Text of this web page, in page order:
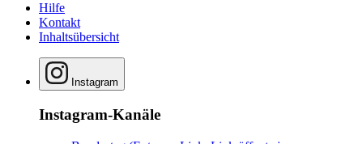
Hilfe
Kontakt
Inhaltsübersicht
Instagram
Instagram-Kanäle